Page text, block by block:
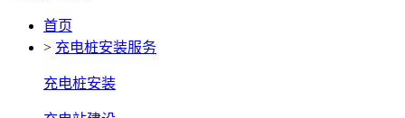
首页
> 充电桩安装服务
充电桩安装